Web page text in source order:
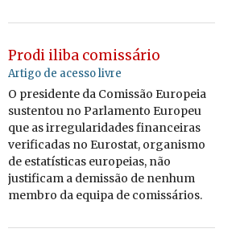
Prodi iliba comissário
Artigo de acesso livre
O presidente da Comissão Europeia
sustentou no Parlamento Europeu
que as irregularidades financeiras
verificadas no Eurostat, organismo
de estatísticas europeias, não
justificam a demissão de nenhum
membro da equipa de comissários.